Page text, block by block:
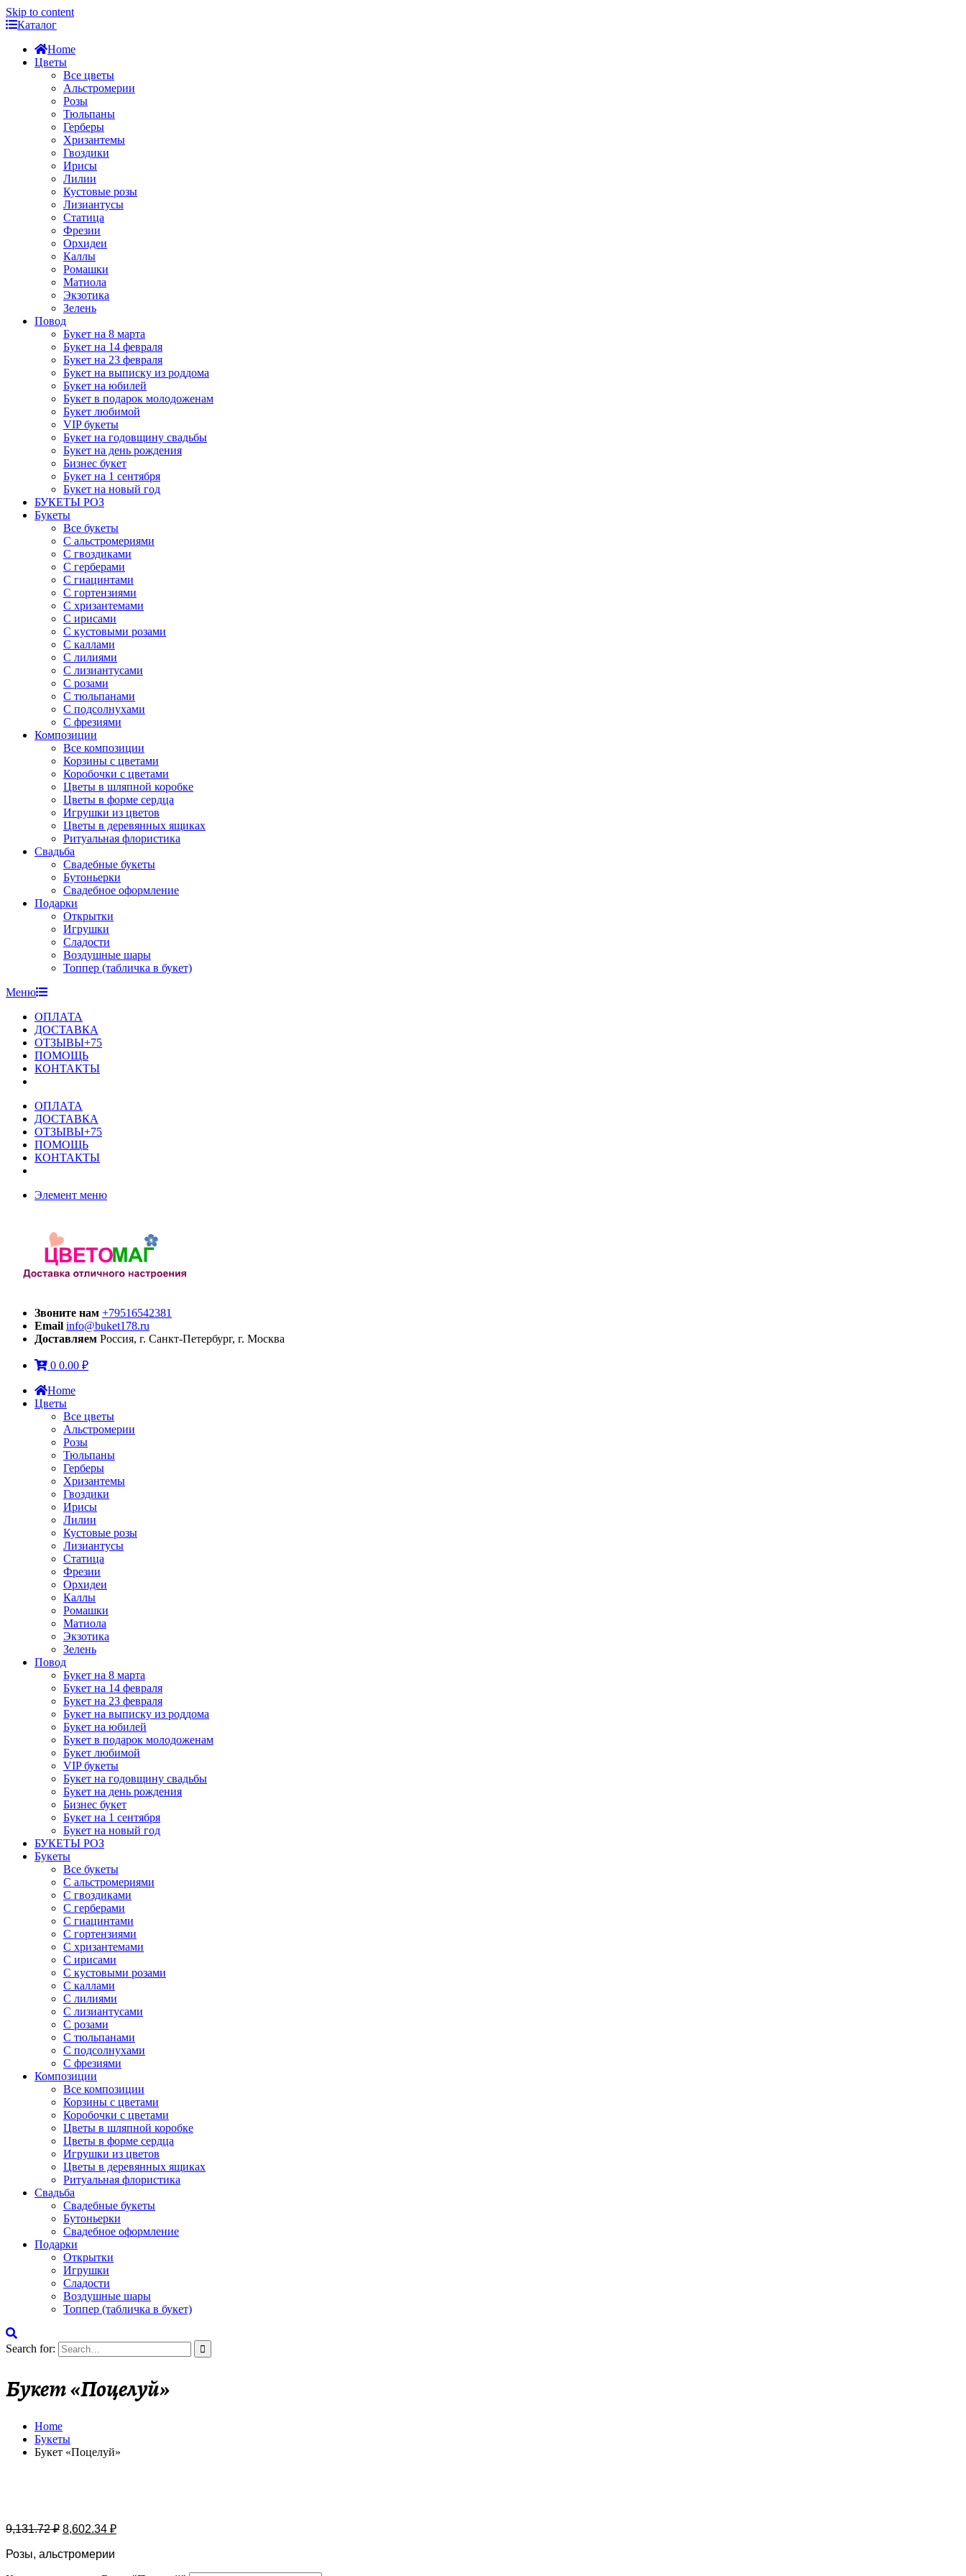
Skip to content
Каталог
Home
Цветы
Все цветы
Альстромерии
Розы
Тюльпаны
Герберы
Хризантемы
Гвоздики
Ирисы
Лилии
Кустовые розы
Лизиантусы
Статица
Фрезии
Орхидеи
Каллы
Ромашки
Матиола
Экзотика
Зелень
Повод
Букет на 8 марта
Букет на 14 февраля
Букет на 23 февраля
Букет на выписку из роддома
Букет на юбилей
Букет в подарок молодоженам
Букет любимой
VIP букеты
Букет на годовщину свадьбы
Букет на день рождения
Бизнес букет
Букет на 1 сентября
Букет на новый год
БУКЕТЫ РОЗ
Букеты
Все букеты
С альстромериями
С гвоздиками
С герберами
С гиацинтами
С гортензиями
С хризантемами
С ирисами
С кустовыми розами
С каллами
С лилиями
С лизиантусами
С розами
С тюльпанами
С подсолнухами
С фрезиями
Композиции
Все композиции
Корзины с цветами
Коробочки с цветами
Цветы в шляпной коробке
Цветы в форме сердца
Игрушки из цветов
Цветы в деревянных ящиках
Ритуальная флористика
Свадьба
Свадебные букеты
Бутоньерки
Свадебное оформление
Подарки
Открытки
Игрушки
Сладости
Воздушные шары
Топпер (табличка в букет)
Меню
ОПЛАТА
ДОСТАВКА
ОТЗЫВЫ+75
ПОМОЩЬ
КОНТАКТЫ
ОПЛАТА
ДОСТАВКА
ОТЗЫВЫ+75
ПОМОЩЬ
КОНТАКТЫ
Элемент меню
Звоните нам +79516542381
Email info@buket178.ru
Доставляем Россия, г. Санкт-Петербург, г. Москва
0 0.00 ₽
Home
Цветы
Все цветы
Альстромерии
Розы
Тюльпаны
Герберы
Хризантемы
Гвоздики
Ирисы
Лилии
Кустовые розы
Лизиантусы
Статица
Фрезии
Орхидеи
Каллы
Ромашки
Матиола
Экзотика
Зелень
Повод
Букет на 8 марта
Букет на 14 февраля
Букет на 23 февраля
Букет на выписку из роддома
Букет на юбилей
Букет в подарок молодоженам
Букет любимой
VIP букеты
Букет на годовщину свадьбы
Букет на день рождения
Бизнес букет
Букет на 1 сентября
Букет на новый год
БУКЕТЫ РОЗ
Букеты
Все букеты
С альстромериями
С гвоздиками
С герберами
С гиацинтами
С гортензиями
С хризантемами
С ирисами
С кустовыми розами
С каллами
С лилиями
С лизиантусами
С розами
С тюльпанами
С подсолнухами
С фрезиями
Композиции
Все композиции
Корзины с цветами
Коробочки с цветами
Цветы в шляпной коробке
Цветы в форме сердца
Игрушки из цветов
Цветы в деревянных ящиках
Ритуальная флористика
Свадьба
Свадебные букеты
Бутоньерки
Свадебное оформление
Подарки
Открытки
Игрушки
Сладости
Воздушные шары
Топпер (табличка в букет)
Search for:
Букет «Поцелуй»
Home
Букеты
Букет «Поцелуй»
9,131.72₽ 8,602.34 ₽
Розы, альстромерии